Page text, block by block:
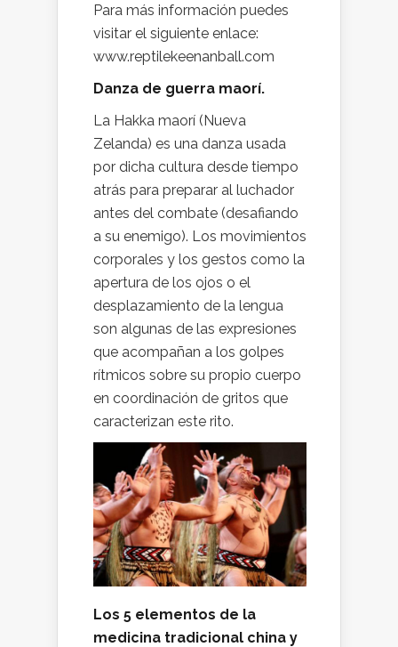
Para más información puedes
visitar el siguiente enlace:
www.reptilekeenanball.com
Danza de guerra maorí.
La Hakka maorí (Nueva
Zelanda) es una danza usada
por dicha cultura desde tiempo
atrás para preparar al luchador
antes del combate (desafiando
a su enemigo). Los movimientos
corporales y los gestos como la
apertura de los ojos o el
desplazamiento de la lengua
son algunas de las expresiones
que acompañan a los golpes
rítmicos sobre su propio cuerpo
en coordinación de gritos que
caracterizan este rito.
Los 5 elementos de la
medicina tradicional china y